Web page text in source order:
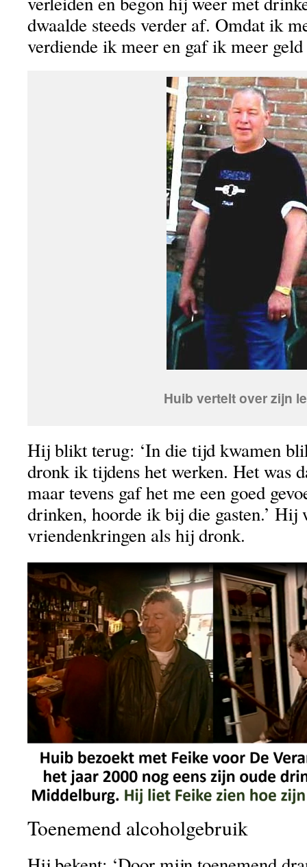
dwaalde steeds verder af. Omdat ik
verdiende ik meer en gaf ik meer
Huib vertelt over zijn
Hij blikt terug: ‘In die tijd kwamen
dronk ik tijdens het werken. Het was
maar tevens gaf het me een goed
drinken, hoorde ik bij die gasten.’ Hij
vriendenkringen als hij dronk.
Toenemend alcoholgebruik